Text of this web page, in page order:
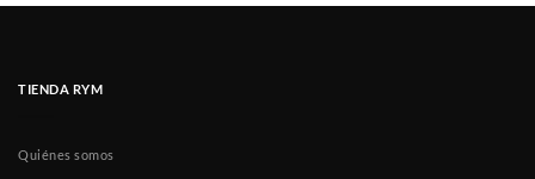
TIENDA RYM
Quiénes somos